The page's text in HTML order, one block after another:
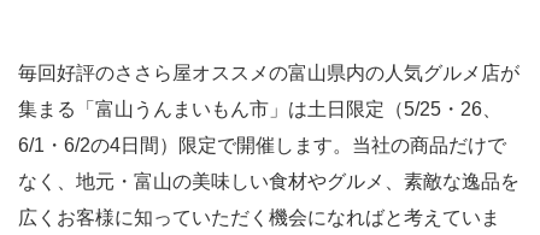
毎回好評のささら屋オススメの富山県内の人気グルメ店が
集まる「富山うんまいもん市」は土日限定（5/25・26、
6/1・6/2の4日間）限定で開催します。当社の商品だけで
なく、地元・富山の美味しい食材やグルメ、素敵な逸品を
広くお客様に知っていただく機会になればと考えていま